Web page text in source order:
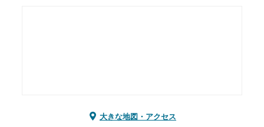
大きな地図・アクセス